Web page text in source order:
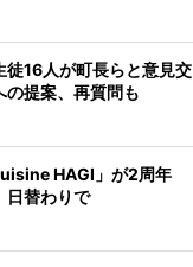
徒16人が町長らと意見交
提案、再質問も
HAGI」が2周年
日替わりで